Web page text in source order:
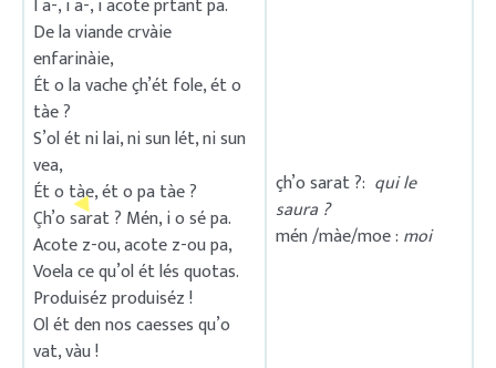
I a-, i a-, i acote prtant pa.
De la viande crvàie
enfarinàie,
Ét o la vache çh’ét fole, ét o
tàe ?
S’ol ét ni lai, ni sun lét, ni sun
vea,
Ét o tàe, ét o pa tàe ?
Çh’o sarat ? Mén, i o sé pa.
Acote z-ou, acote z-ou pa,
Voela ce qu’ol ét lés quotas.
Produiséz produiséz !
Ol ét den nos caesses qu’o
vat, vàu !
çh’o sarat ?: qui le
saura ?
mén /màe/moe : moi